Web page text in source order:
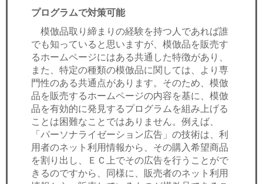
プログラムで対策可能
模倣品取り締まりの経験を持つ人であれば誰
でも知っていると思いますが、模倣品を販売す
るホームページにはある共通した特徴があり、
また、特定の種類の模倣品に関しては、より専
門性のある共通点があります。そのため、模倣
品を販売するホームページの内容を基に、模倣
品を有効的に発見するプログラムを組み上げる
ことは困難なことではありません。例えば、
「パーソナライゼーション広告」の技術は、利
用者のネット利用情報から、その購入希望商品
を割り出し、ＥＣ上でその広告を行うことがで
きるのですから、同様に、販売者のネット利用